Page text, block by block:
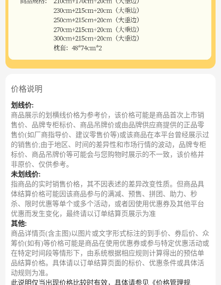
价格说明
划线价:
商品展示的划横线价格为参考价，该价格可能是商品首次上市销
售价、品牌专柜标价、商品吊牌价或由品牌供应商提供的正品零
售价(如厂商指导价、建议零售价等)或该商品在本平台曾经展示过
的销售价;由于地区、时间的差异性和市场行情的波动，品牌专柜
标价、商品吊牌价等可能会与您购物时展示的不一致，该价格并
非原价、仅供参考。
未划线价:
指商品的实时销售价格，其不因表述的差异改变性质。但商品具
体结算价格可能因该商品参与的满减、预售、拼团、助力、秒
杀、限时优惠等单个或多个活动，或者因使用优惠券及其他平台
优惠而发生变化，最终请以订单结算页展示为准
其他:
商品详情页(含主图)以图片或文字形式标注的到手价、券后价、众
筹价(如有)等价格可能是商品在使用优惠券或参与特定优惠活动或
在特定时间段等情形下，由系统根据相应规则计算得出的预估单
品结算价格。具体请以订单结算页面的标价、优惠条件或具体活
动规则为准。
此说明仅当出现价格比较时有效，具体请参见《价格管理规